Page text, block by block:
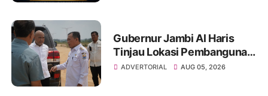
Gubernur Jambi Al Haris
Tinjau Lokasi Pembangunan
Sekolah Rakyat dan Lokasi
ADVERTORIAL AUG 05, 2026